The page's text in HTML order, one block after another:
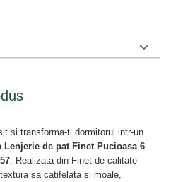
si transforma-ti dormitorul intr-un
Lenjerie de pat Finet Pucioasa 6
. Realizata din Finet de calitate
sa catifelata si moale,